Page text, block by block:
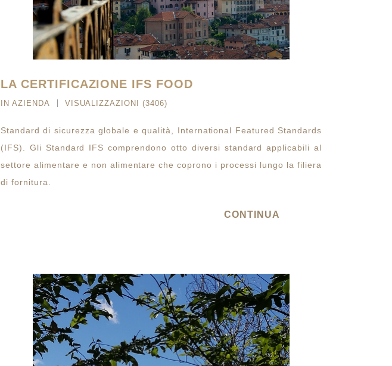
LA CERTIFICAZIONE IFS FOOD
IN AZIENDA VISUALIZZAZIONI (3406)
Standard di sicurezza globale e qualità, International Featured Standards
(IFS). Gli Standard IFS comprendono otto diversi standard applicabili al
settore alimentare e non alimentare che coprono i processi lungo la filiera
di fornitura.
CONTINUA